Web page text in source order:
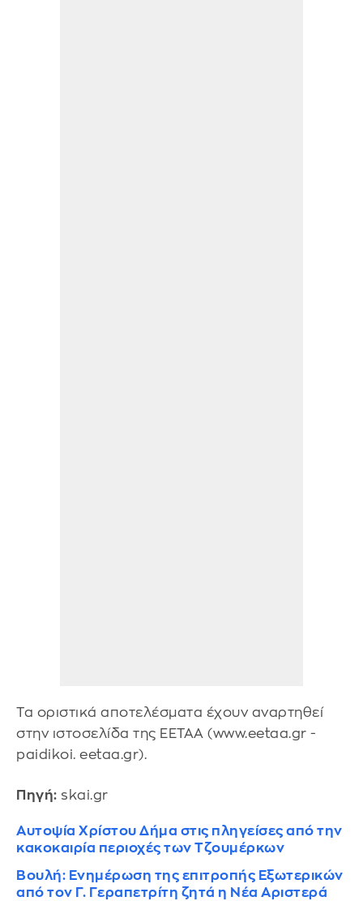
Τα οριστικά αποτελέσματα έχουν αναρτηθεί
στην ιστοσελίδα της ΕΕΤΑΑ (www.eetaa.gr -
paidikoi. eetaa.gr).
Πηγή: skai.gr
Αυτοψία Χρίστου Δήμα στις πληγείσες από την
κακοκαιρία περιοχές των Τζουμέρκων
Βουλή: Ενημέρωση της επιτροπής Εξωτερικών
από τον Γ. Γεραπετρίτη ζητά η Νέα Αριστερά